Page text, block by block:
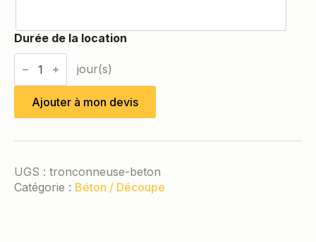
quantité
de
Tronçonneuse
Ajouter à mon devis
UGS : tronconneuse-beton
Catégorie : Béton / Découpe